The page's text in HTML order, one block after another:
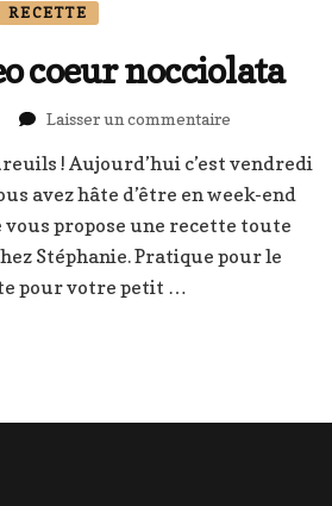
RECETTE
coeur nocciolata
Laisser un commentaire
oreo
coeur
nocciolata
! Aujourd’hui c’est vendredi
avez hâte d’être en week-end
vous propose une recette toute
Stéphanie. Pratique pour le
pour votre petit …